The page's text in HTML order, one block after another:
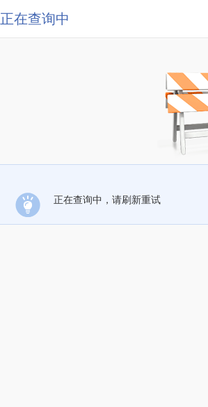
正在查询中
正在查询中，请刷新重试